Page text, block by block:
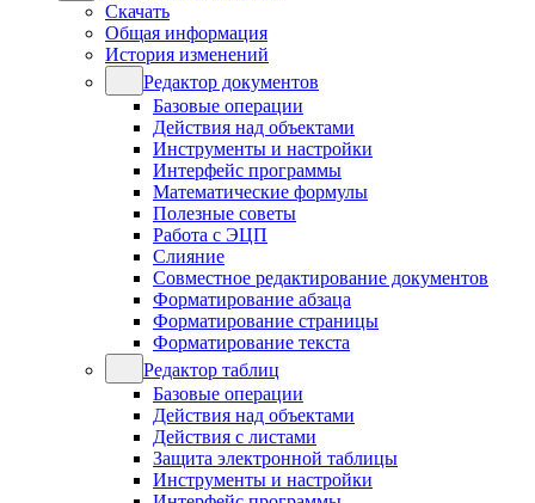
Скачать
Общая информация
История изменений
Редактор документов
Базовые операции
Действия над объектами
Инструменты и настройки
Интерфейс программы
Математические формулы
Полезные советы
Работа с ЭЦП
Слияние
Совместное редактирование документов
Форматирование абзаца
Форматирование страницы
Форматирование текста
Редактор таблиц
Базовые операции
Действия над объектами
Действия с листами
Защита электронной таблицы
Инструменты и настройки